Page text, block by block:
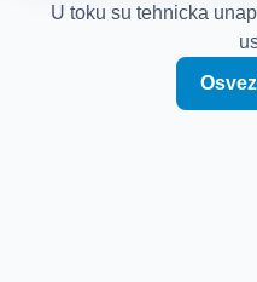
U toku su tehnicka